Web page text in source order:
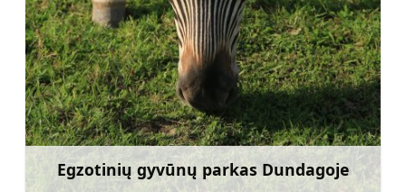
Egzotinių gyvūnų parkas Dundagoje
Sužinoti daugiau